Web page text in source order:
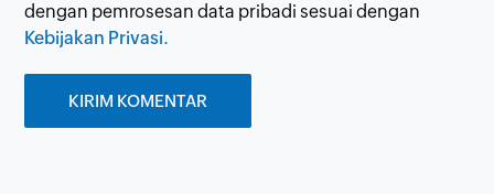
dengan pemrosesan data pribadi sesuai dengan
Kebijakan Privasi.